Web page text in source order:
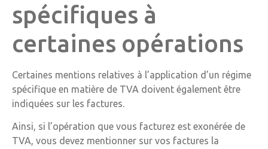
spécifiques à
certaines opérations
Certaines mentions relatives à l’application d’un régime
spécifique en matière de TVA doivent également être
indiquées sur les factures.
Ainsi, si l’opération que vous facturez est exonérée de
TVA, vous devez mentionner sur vos factures la